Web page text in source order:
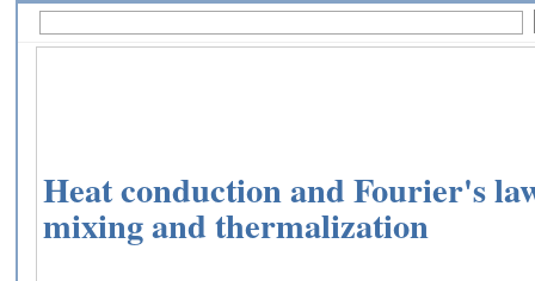
Heat conduction and Fourier's
mixing and thermalization